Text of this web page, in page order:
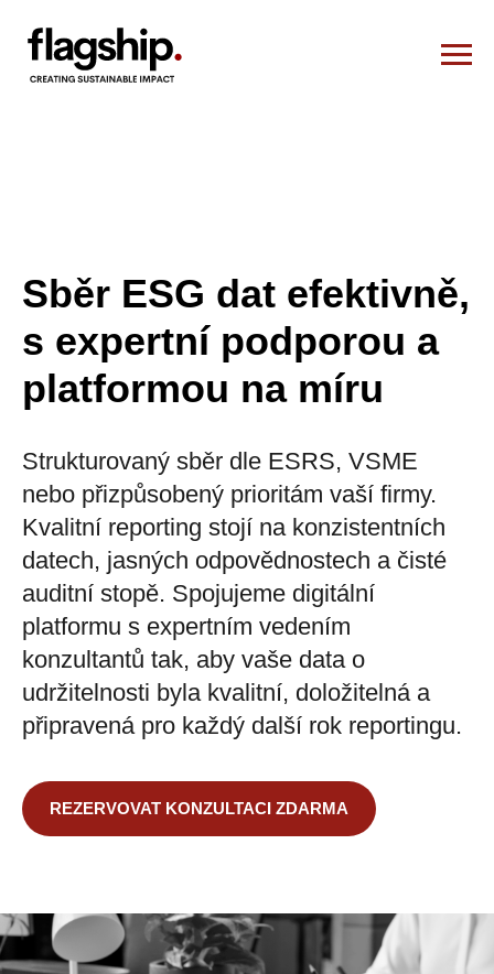
Sběr ESG dat efektivně,
s expertní podporou a
platformou na míru
Strukturovaný sběr dle ESRS, VSME
nebo přizpůsobený prioritám vaší firmy.
Kvalitní reporting stojí na konzistentních
datech, jasných odpovědnostech a čisté
auditní stopě. Spojujeme digitální
platformu s expertním vedením
konzultantů tak, aby vaše data o
udržitelnosti byla kvalitní, doložitelná a
připravená pro každý další rok reportingu.
REZERVOVAT KONZULTACI ZDARMA